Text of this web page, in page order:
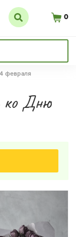
0
февраля
ко Дню